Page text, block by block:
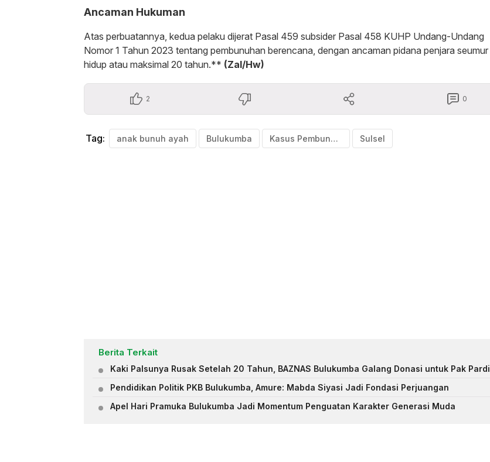
Ancaman Hukuman
Atas perbuatannya, kedua pelaku dijerat Pasal 459 subsider Pasal 458 KUHP Undang-Undang
Nomor 1 Tahun 2023 tentang pembunuhan berencana, dengan ancaman pidana penjara seumur
hidup atau maksimal 20 tahun.** (Zal/Hw)
2 0
Tag: anak bunuh ayah Bulukumba Kasus Pembunuhan Sulsel
Berita Terkait
Kaki Palsunya Rusak Setelah 20 Tahun, BAZNAS Bulukumba Galang Donasi untuk Pak Pardi
Pendidikan Politik PKB Bulukumba, Amure: Mabda Siyasi Jadi Fondasi Perjuangan
Apel Hari Pramuka Bulukumba Jadi Momentum Penguatan Karakter Generasi Muda